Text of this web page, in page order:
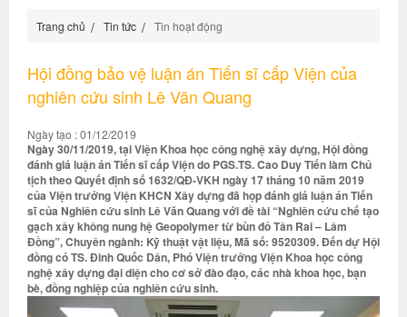
Trang chủ Tin tức Tin hoạt động
Hội đồng bảo vệ luận án Tiến sĩ cấp Viện của
nghiên cứu sinh Lê Văn Quang
Ngày tạo : 01/12/2019
Ngày 30/11/2019, tại Viện Khoa học công nghệ xây dựng, Hội đồng
đánh giá luận án Tiến sĩ cấp Viện do PGS.TS. Cao Duy Tiến làm Chủ
tịch theo Quyết định số 1632/QĐ-VKH ngày 17 tháng 10 năm 2019
của Viện trưởng Viện KHCN Xây dựng đã họp đánh giá luận án Tiến
sĩ của Nghiên cứu sinh Lê Văn Quang với đề tài “Nghiên cứu chế tạo
gạch xây không nung hệ Geopolymer từ bùn đỏ Tân Rai – Lâm
Đồng”, Chuyên ngành: Kỹ thuật vật liệu, Mã số: 9520309. Đến dự Hội
đồng có TS. Đinh Quốc Dân, Phó Viện trưởng Viện Khoa học công
nghệ xây dựng đại diện cho cơ sở đào đạo, các nhà khoa học, bạn
bè, đồng nghiệp của nghiên cứu sinh.